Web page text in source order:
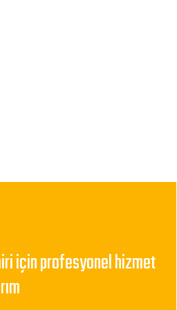
için profesyonel hizmet